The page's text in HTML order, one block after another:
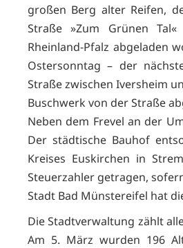
großen Berg alter Reifen,
Straße »Zum Grünen
Rheinland-Pfalz abgeladen
Ostersonntag – der
Straße zwischen Iversheim
Buschwerk von der Straße
Neben dem Frevel an der
Der städtische Bauhof
Kreises Euskirchen in
Steuerzahler getragen,
Stadt Bad Münstereifel hat
Die Stadtverwaltung zählt
Am 5. März wurden 196